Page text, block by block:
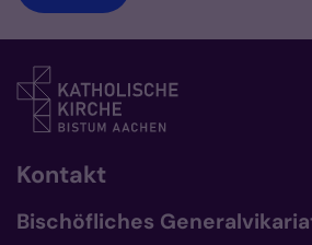
Kontakt
Bischöfliches